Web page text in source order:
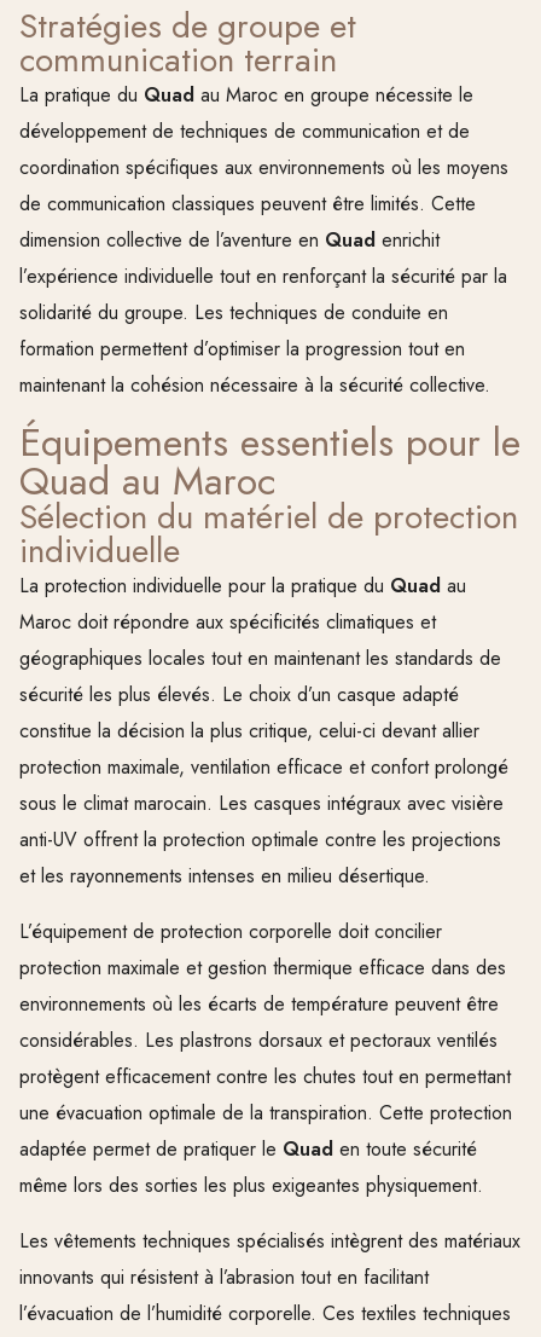
Stratégies de groupe et
communication terrain
La pratique du Quad au Maroc en groupe nécessite le
développement de techniques de communication et de
coordination spécifiques aux environnements où les moyens
de communication classiques peuvent être limités. Cette
dimension collective de l’aventure en Quad enrichit
l’expérience individuelle tout en renforçant la sécurité par la
solidarité du groupe. Les techniques de conduite en
formation permettent d’optimiser la progression tout en
maintenant la cohésion nécessaire à la sécurité collective.
Équipements essentiels pour le
Quad au Maroc
Sélection du matériel de protection
individuelle
La protection individuelle pour la pratique du Quad au
Maroc doit répondre aux spécificités climatiques et
géographiques locales tout en maintenant les standards de
sécurité les plus élevés. Le choix d’un casque adapté
constitue la décision la plus critique, celui-ci devant allier
protection maximale, ventilation efficace et confort prolongé
sous le climat marocain. Les casques intégraux avec visière
anti-UV offrent la protection optimale contre les projections
et les rayonnements intenses en milieu désertique.
L’équipement de protection corporelle doit concilier
protection maximale et gestion thermique efficace dans des
environnements où les écarts de température peuvent être
considérables. Les plastrons dorsaux et pectoraux ventilés
protègent efficacement contre les chutes tout en permettant
une évacuation optimale de la transpiration. Cette protection
adaptée permet de pratiquer le Quad en toute sécurité
même lors des sorties les plus exigeantes physiquement.
Les vêtements techniques spécialisés intègrent des matériaux
innovants qui résistent à l’abrasion tout en facilitant
l’évacuation de l’humidité corporelle. Ces textiles techniques